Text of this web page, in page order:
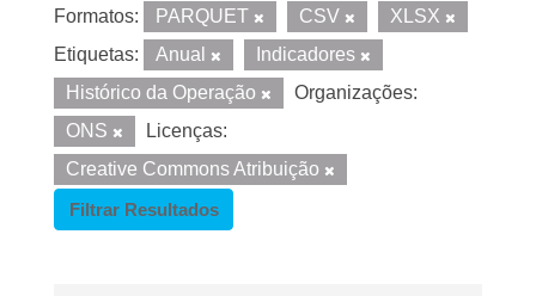
Formatos: PARQUET CSV
XLSX
Etiquetas:
Anual
Indicadores
Histórico da Operação
Organizações:
ONS
Licenças:
Creative Commons Atribuição
Filtrar Resultados